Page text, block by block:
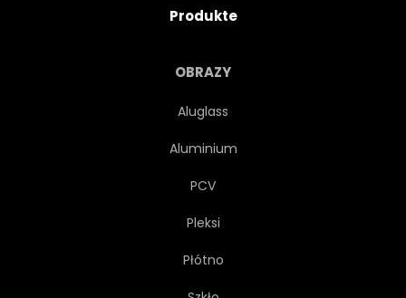
INSTANDSETZUNG
Produkte
OBRAZY
Aluglass
Aluminium
PCV
Pleksi
Płótno